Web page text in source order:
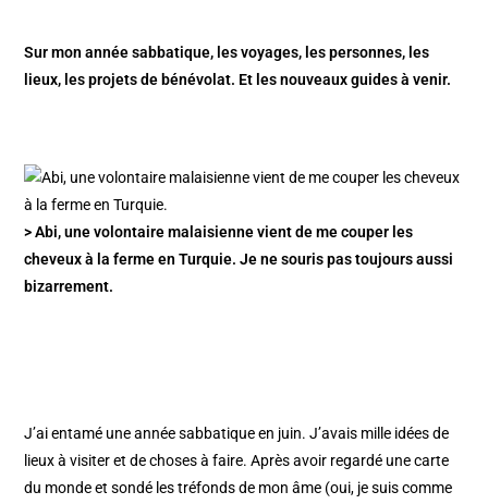
Sur mon année sabbatique, les voyages, les personnes, les
lieux, les projets de bénévolat. Et les nouveaux guides à venir.
> Abi, une volontaire malaisienne vient de me couper les
cheveux à la ferme en Turquie. Je ne souris pas toujours aussi
bizarrement.
J’ai entamé une année sabbatique en juin. J’avais mille idées de
lieux à visiter et de choses à faire. Après avoir regardé une carte
du monde et sondé les tréfonds de mon âme (oui, je suis comme